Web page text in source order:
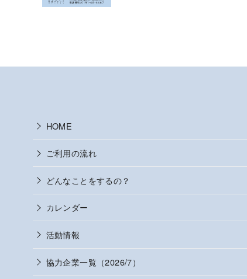
HOME
ご利用の流れ
どんなことをするの？
カレンダー
活動情報
協力企業一覧（2026/7）